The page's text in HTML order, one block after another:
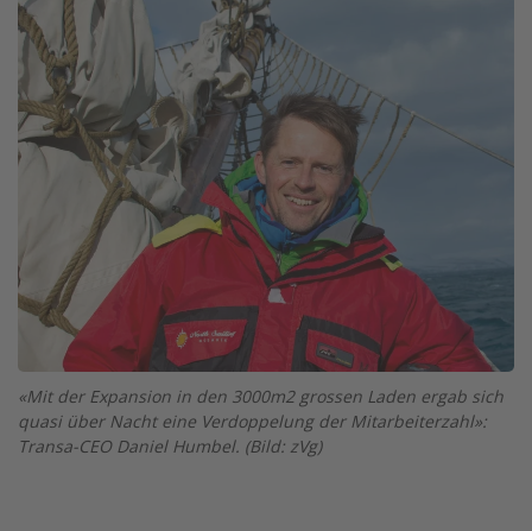
«Mit der Expansion in den 3000m2 grossen Laden ergab sich
quasi über Nacht eine Verdoppelung der Mitarbeiterzahl»:
Transa-CEO Daniel Humbel. (Bild: zVg)